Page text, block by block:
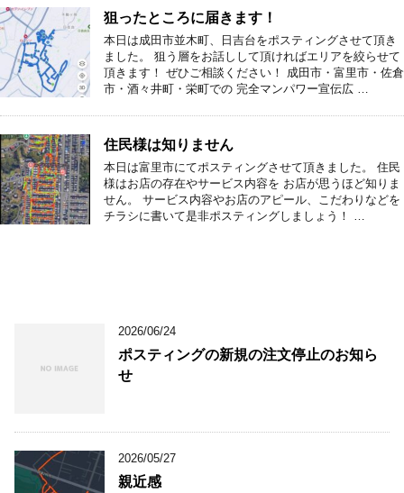
狙ったところに届きます！
本日は成田市並木町、日吉台をポスティングさせて頂き
ました。 狙う層をお話しして頂ければエリアを絞らせて
頂きます！ ぜひご相談ください！ 成田市・富里市・佐倉
市・酒々井町・栄町での 完全マンパワー宣伝広 …
住民様は知りません
本日は富里市にてポスティングさせて頂きました。 住民
様はお店の存在やサービス内容を お店が思うほど知りま
せん。 サービス内容やお店のアピール、こだわりなどを
チラシに書いて是非ポスティングしましょう！ …
2026/06/24
ポスティングの新規の注文停止のお知ら
せ
2026/05/27
親近感